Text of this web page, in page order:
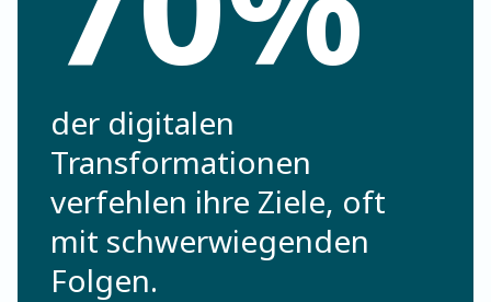
der digitalen
Transformationen
verfehlen ihre Ziele, oft
mit schwerwiegenden
Folgen.